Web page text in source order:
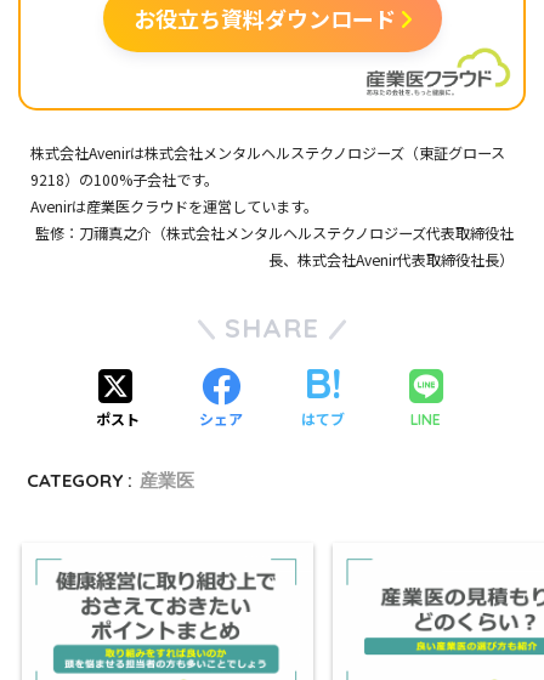
お役立ち資料ダウンロード
株式会社Avenirは株式会社メンタルヘルステクノロジーズ （東証グロース
9218）の100%子会社です。
Avenirは産業医クラウドを運営しています。
監修：刀禰真之介（株式会社メンタルヘルステクノロジーズ代表取締役社
長、 株式会社Avenir代表取締役社長）
SHARE
ポスト シェア はてブ LINE
CATEGORY : 産業医